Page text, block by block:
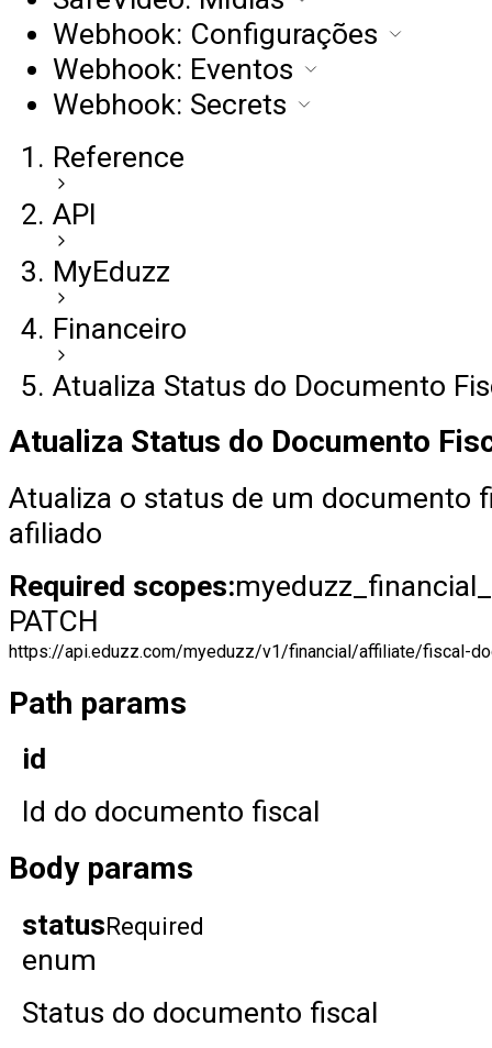
Webhook: Configurações
Webhook: Eventos
Webhook: Secrets
Reference
API
MyEduzz
Financeiro
Atualiza Status do Documento
Atualiza Status do Documento
Atualiza o status de um documento
afiliado
Required scopes:
PATCH
https://api.eduzz.com/myeduzz/v1/financial/affiliate/fiscal-
Path params
id
Id do documento fiscal
Body params
statusRequired
enum
Status do documento fiscal